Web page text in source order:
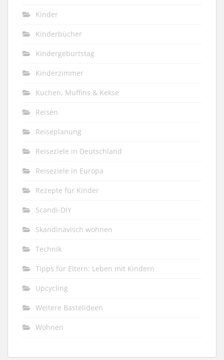
Kinder
Kinderbücher
Kindergeburtstag
Kinderzimmer
Kuchen, Muffins & Kekse
Reisen
Reiseplanung
Reiseziele in Deutschland
Reiseziele in Europa
Rezepte für Kinder
Scandi-DIY
Skandinavisch wohnen
Technik
Tipps für Eltern: Leben mit Kindern
Upcycling
Weitere Bastelideen
Wohnen